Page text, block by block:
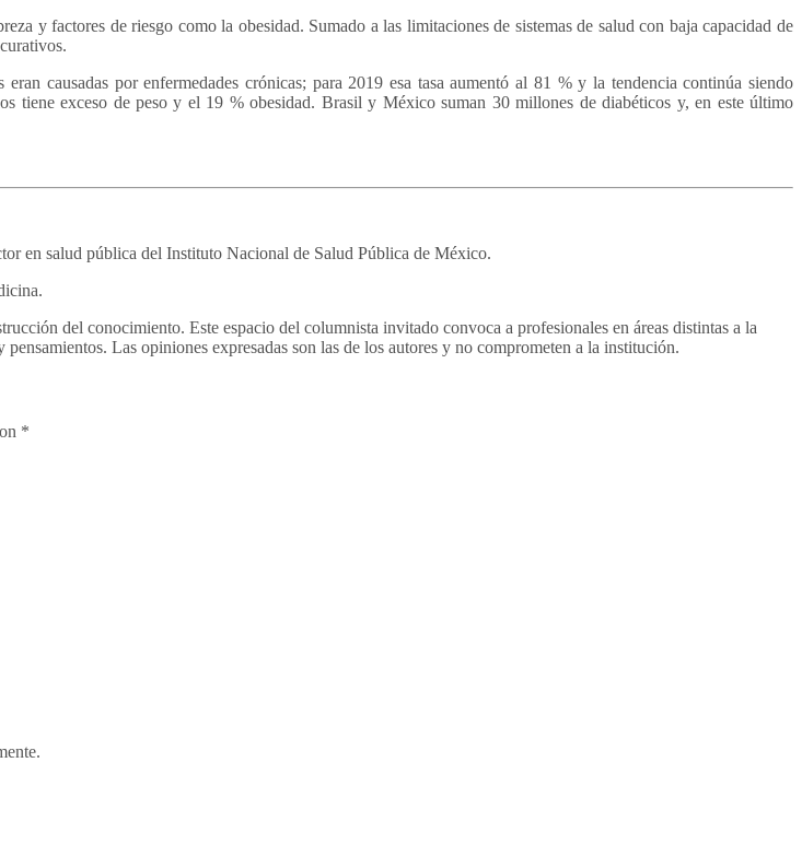
y factores de riesgo como la obesidad. Sumado a las limitaciones de sistemas de salud con baja capacidad de
causadas por enfermedades crónicas; para 2019 esa tasa aumentó al 81 % y la tendencia continúa siendo
tiene exceso de peso y el 19 % obesidad. Brasil y México suman 30 millones de diabéticos y, en este último
en salud pública del Instituto Nacional de Salud Pública de México.
del conocimiento. Este espacio del columnista invitado convoca a profesionales en áreas distintas a la
Las opiniones expresadas son las de los autores y no comprometen a la institución.
*